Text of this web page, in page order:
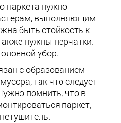
паркета нужно
выполняющим
быть стойкость к
нужны перчатки.
убор.
с образованием
так что следует
помнить, что в
паркет,